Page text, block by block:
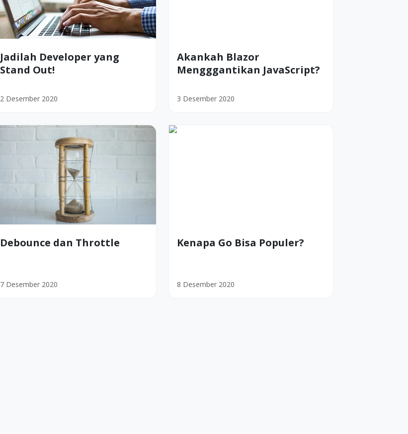
Jadilah Developer yang
Stand Out!
2 Desember 2020
Akankah Blazor
Mengggantikan JavaScript?
3 Desember 2020
Debounce dan Throttle
7 Desember 2020
Kenapa Go Bisa Populer?
8 Desember 2020